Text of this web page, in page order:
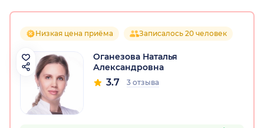
Низкая цена приёма Записалось 20 человек
Оганезова Наталья
Александровна
3.7 3 отзыва